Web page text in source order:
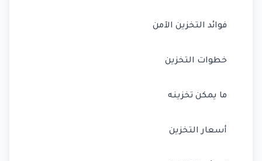
فوائد التخزين الآمن
خطوات التخزين
ما يمكن تخزينه
أسعار التخزين